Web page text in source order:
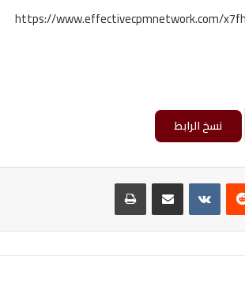
https://www.effectivecpmnetwork.com/
نسخ الرابط